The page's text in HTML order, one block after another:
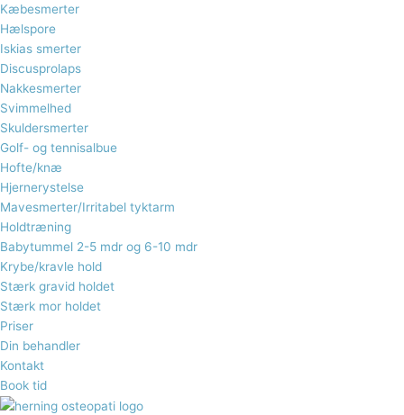
Kæbesmerter
Hælspore​
Iskias smerter
Discusprolaps
Nakkesmerter
Svimmelhed
Skuldersmerter
Golf- og tennisalbue
Hofte/knæ
Hjernerystelse
Mavesmerter/Irritabel tyktarm
Holdtræning
Babytummel 2-5 mdr og 6-10 mdr
Krybe/kravle hold
Stærk gravid holdet
Stærk mor holdet
Priser
Din behandler
Kontakt
Book tid